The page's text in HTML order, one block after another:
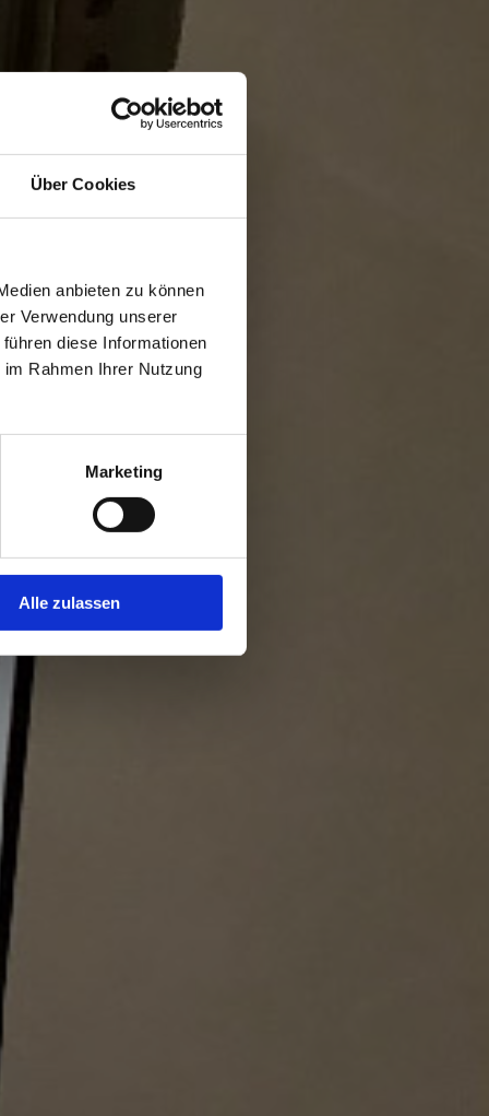
Über Cookies
anbieten zu können
Verwendung unserer
diese Informationen
Rahmen Ihrer Nutzung
Marketing
Alle zulassen